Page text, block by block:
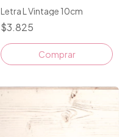
Letra L Vintage 10cm
$3.825